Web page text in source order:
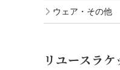
ウェア・その他
リユースラケ